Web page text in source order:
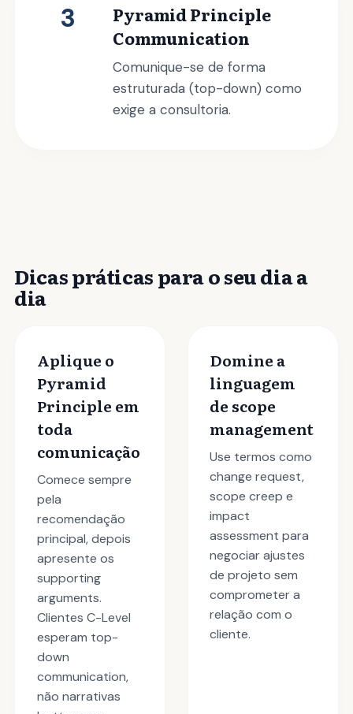
3
Pyramid Principle
Communication
Comunique-se de forma
estruturada (top-down) como
exige a consultoria.
Dicas práticas para o seu dia a
dia
Aplique o
Pyramid
Principle em
toda
comunicação
Comece sempre
pela
recomendação
principal, depois
apresente os
supporting
arguments.
Clientes C-Level
esperam top-
down
communication,
não narrativas
Domine a
linguagem
de scope
management
Use termos como
change request,
scope creep e
impact
assessment para
negociar ajustes
de projeto sem
comprometer a
relação com o
cliente.